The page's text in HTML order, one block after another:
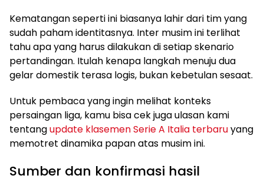
Kematangan seperti ini biasanya lahir dari tim yang
sudah paham identitasnya. Inter musim ini terlihat
tahu apa yang harus dilakukan di setiap skenario
pertandingan. Itulah kenapa langkah menuju dua
gelar domestik terasa logis, bukan kebetulan sesaat.
Untuk pembaca yang ingin melihat konteks
persaingan liga, kamu bisa cek juga ulasan kami
tentangupdate klasemen Serie A Italia terbaruyang
memotret dinamika papan atas musim ini.
Sumber dan konfirmasi hasil